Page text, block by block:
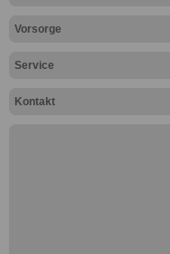
Vorsorge
Service
Kontakt